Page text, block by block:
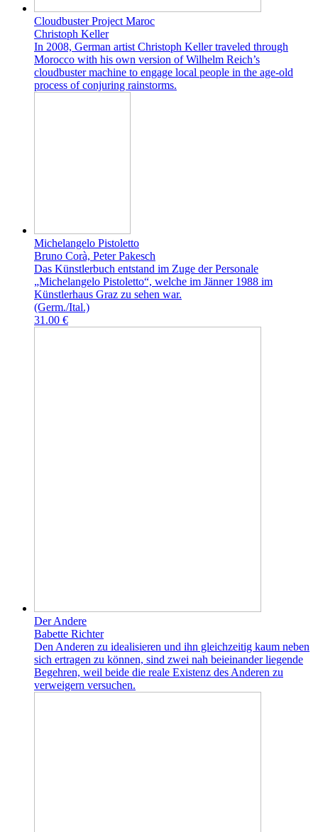
Cloudbuster Project Maroc
Christoph Keller
In 2008, German artist Christoph Keller traveled through
Morocco with his own version of Wilhelm Reich’s
cloudbuster machine to engage local people in the age-old
process of conjuring rainstorms.
Michelangelo Pistoletto
Bruno Corà, Peter Pakesch
Das Künstlerbuch entstand im Zuge der Personale
„Michelangelo Pistoletto“, welche im Jänner 1988 im
Künstlerhaus Graz zu sehen war.
(Germ./Ital.)
31.00 €
Der Andere
Babette Richter
Den Anderen zu idealisieren und ihn gleichzeitig kaum neben
sich ertragen zu können, sind zwei nah beieinander liegende
Begehren, weil beide die reale Existenz des Anderen zu
verweigern versuchen.